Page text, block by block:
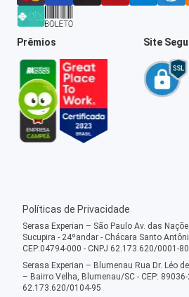
Prêmios Site
Políticas de Privacidade
Serasa Experian – São Paulo Av. das
Sucupira - 24ºandar - Chácara Santo
CEP:04794-000 - CNPJ 62.173.620/0001-80
Serasa Experian – Blumenau Rua Dr. Léo
– Bairro Velha, Blumenau/SC - CEP: 89036-
62.173.620/0104-95